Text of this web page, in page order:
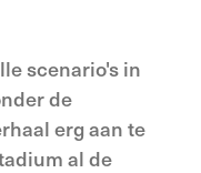
scenario's in
de
erg aan te
al de